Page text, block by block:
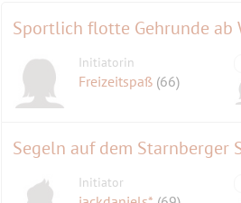
Sportlich flotte Gehrunde
Initiatorin
Freizeitspaß (66)
Segeln auf dem Starnberger
Initiator